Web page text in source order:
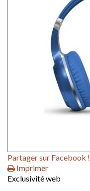
Partager sur Facebook !
Imprimer
Exclusivité web